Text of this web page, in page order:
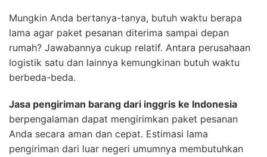
Mungkin Anda bertanya-tanya, butuh waktu berapa
lama agar paket pesanan diterima sampai depan
rumah? Jawabannya cukup relatif. Antara perusahaan
logistik satu dan lainnya kemungkinan butuh waktu
berbeda-beda.
Jasa pengiriman barang dari inggris ke Indonesia
berpengalaman dapat mengirimkan paket pesanan
Anda secara aman dan cepat. Estimasi lama
pengiriman dari luar negeri umumnya membutuhkan